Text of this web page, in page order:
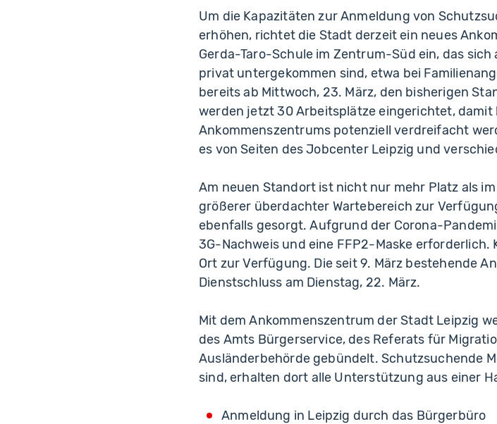
Um die Kapazitäten zur Anmeldung von
erhöhen, richtet die Stadt derzeit ein neues
Gerda-Taro-Schule im Zentrum-Süd ein, das
privat untergekommen sind, etwa bei
bereits ab Mittwoch, 23. März, den bisherigen
werden jetzt 30 Arbeitsplätze eingerichtet, damit
Ankommenszentrums potenziell verdreifacht
es von Seiten des Jobcenter Leipzig und
Am neuen Standort ist nicht nur mehr Platz als
größerer überdachter Wartebereich zur
ebenfalls gesorgt. Aufgrund der Corona-
3G-Nachweis und eine FFP2-Maske
Ort zur Verfügung. Die seit 9. März bestehende
Dienstschluss am Dienstag, 22. März.
Mit dem Ankommenszentrum der Stadt Leipzig
des Amts Bürgerservice, des Referats für
Ausländerbehörde gebündelt. Schutzsuchende
sind, erhalten dort alle Unterstützung aus einer
Anmeldung in Leipzig durch das Bürgerbüro